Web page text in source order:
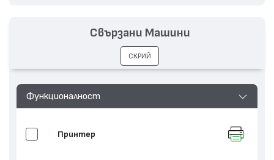
Функционалност
Принтер
Свързани Машини
СКРИЙ